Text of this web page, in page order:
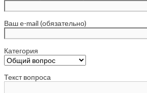
Ваш e-mail (обязательно)
Категория
Текст вопроса